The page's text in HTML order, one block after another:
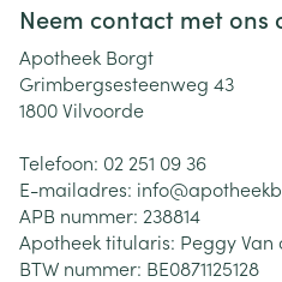
Neem contact met ons
Apotheek Borgt
Grimbergsesteenweg 43
1800Vilvoorde
Telefoon: 02 251 09 36
E-mailadres: info@
APB nummer: 238814
Apotheek titularis: Peggy
BTW nummer: BE0871125128